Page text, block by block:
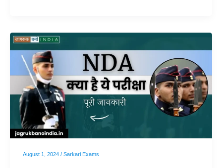
August 1, 2024 / Sarkari Exams
National
Defence
Academy
(NDA)
क्या
है?
जानिए
पूरी